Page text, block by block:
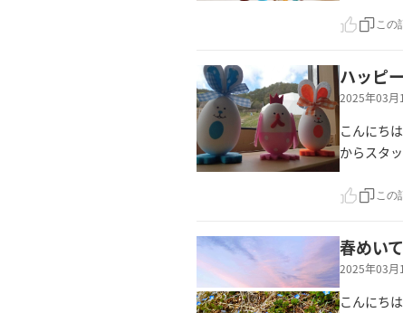
この
ハッピ
2025年03月
こんにち
からスタ
この
春めい
2025年03月
こんにち